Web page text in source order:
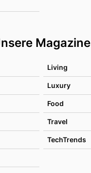
Magazine
Living
Luxury
Food
Travel
TechTrends